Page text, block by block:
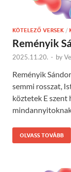
KÖTELEZŐ VERSEK /
Reményik
2025.11.20. - by
Reményik
semmi rosszat,
köztetek E szent
OLVASS TOVÁBB